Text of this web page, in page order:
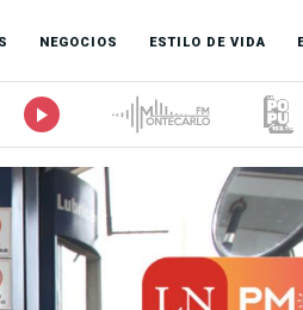
NEGOCIOS ESTILO DE VIDA